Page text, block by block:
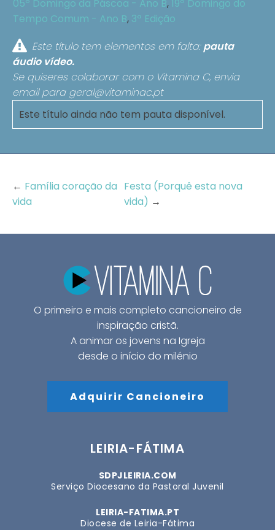
05º Domingo da Páscoa - Ano B,19º Domingo do
Tempo Comum - Ano B, 3ª Edição
Este título tem elementos em falta:pauta
áudio vídeo.
Se quiseres colaborar com o Vitamina C, envia
email para geral@vitaminac.pt
Este título ainda não tem pauta disponível.
← Família coração da
vida
Festa (Porquê esta nova
vida) →
O primeiro e mais completo cancioneiro de
inspiração cristã.
A animar os jovens na Igreja
desde o início do milénio
Adquirir Cancioneiro
LEIRIA-FÁTIMA
SDPJLEIRIA.COM
Serviço Diocesano da Pastoral Juvenil
LEIRIA-FATIMA.PT
Diocese de Leiria-Fátima